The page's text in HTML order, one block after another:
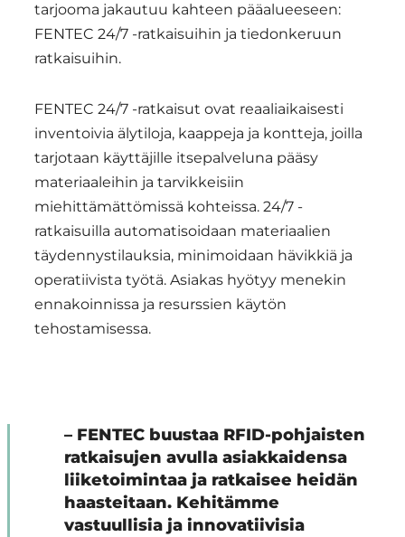
tarjooma jakautuu kahteen pääalueeseen:
FENTEC 24/7 -ratkaisuihin ja tiedonkeruun
ratkaisuihin.
FENTEC 24/7 -ratkaisut ovat reaaliaikaisesti
inventoivia älytiloja, kaappeja ja kontteja, joilla
tarjotaan käyttäjille itsepalveluna pääsy
materiaaleihin ja tarvikkeisiin
miehittämättömissä kohteissa. 24/7 -
ratkaisuilla automatisoidaan materiaalien
täydennystilauksia, minimoidaan hävikkiä ja
operatiivista työtä. Asiakas hyötyy menekin
ennakoinnissa ja resurssien käytön
tehostamisessa.
– FENTEC buustaa RFID-pohjaisten
ratkaisujen avulla asiakkaidensa
liiketoimintaa ja ratkaisee heidän
haasteitaan. Kehitämme
vastuullisia ja innovatiivisia